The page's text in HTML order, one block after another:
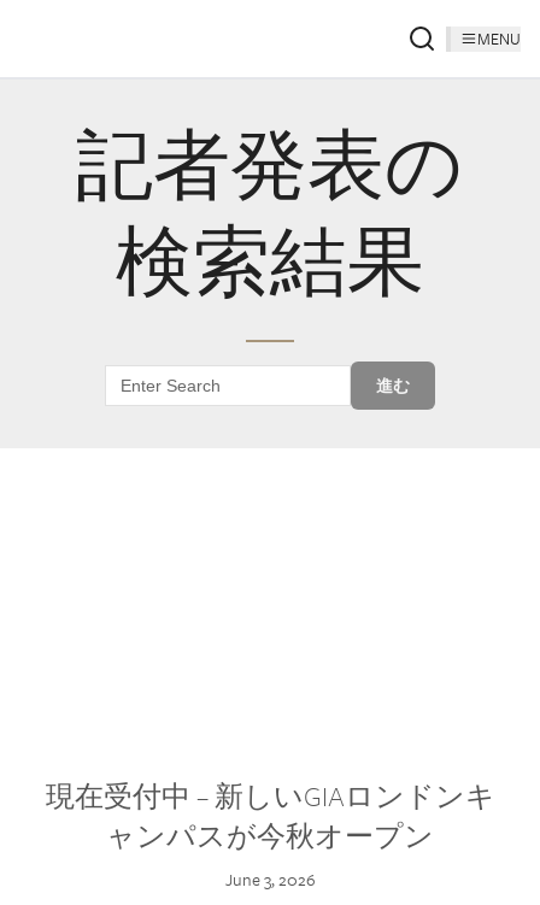
MENU
記者発表の
検索結果
進む
現在受付中 – 新しいGIAロンドンキ
ャンパスが今秋オープン
June 3, 2026